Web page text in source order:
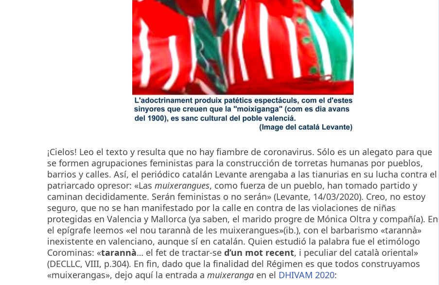
¡Cielos! Leo el texto y resulta que no hay fiambre de coronavirus. Sólo es un alegato para que
se formen agrupaciones feministas para la construcción de torretas humanas por pueblos,
barrios y calles. Así, el periódico catalán Levante arengaba a las tianurias en su lucha contra el
patriarcado opresor: «Las muixerangues, como fuerza de un pueblo, han tomado partido y
caminan decididamente. Serán feministas o no serán» (Levante, 14/03/2020). Creo, no estoy
seguro, que no se han manifestado por la calle en contra de las violaciones de niñas
protegidas en Valencia y Mallorca (ya saben, el marido progre de Mónica Oltra y compañía). En
el epígrafe leemos «el nou tarannà de les muixerangues»(ib.), con el barbarismo «tarannà»
inexistente en valenciano, aunque sí en catalán. Quien estudió la palabra fue el etimólogo
Corominas: «tarannà… el fet de tractar-se d’un mot recent, i peculiar del català oriental»
(DECLLC, VIII, p.304). En fin, dado que la finalidad del Régimen es que todos construyamos
«muixerangas», dejo aquí la entrada a muixeranga en el DHIVAM 2020: